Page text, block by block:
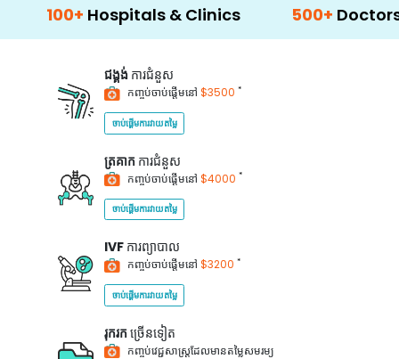
Hospitals & Clinics 500+ Doctors &
ជង្គង់ ការជំនួស
កញ្ចប់ចាប់ផ្តើមនៅ $3500 *
ចាប់ផ្តើមការវាយតម្លៃ
ត្រគាក ការជំនួស
កញ្ចប់ចាប់ផ្តើមនៅ $4000 *
ចាប់ផ្តើមការវាយតម្លៃ
IVF ការព្យាបាល
កញ្ចប់ចាប់ផ្តើមនៅ $3200 *
ចាប់ផ្តើមការវាយតម្លៃ
រុករក ច្រើនទៀត
កញ្ចប់វេជ្ជសាស្ត្រដែលមានតម្លៃសមរម្យ